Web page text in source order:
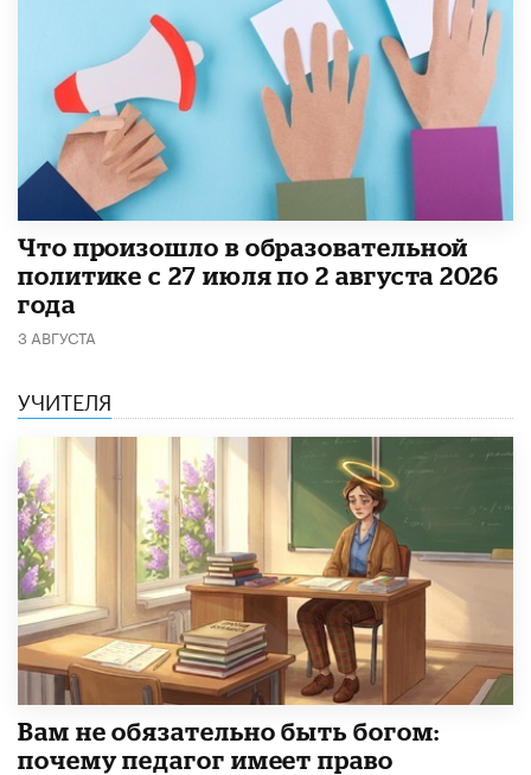
​Что произошло в образовательной
политике с 27 июля по 2 августа 2026
года
3 АВГУСТА
УЧИТЕЛЯ
​Вам не обязательно быть богом:
почему педагог имеет право